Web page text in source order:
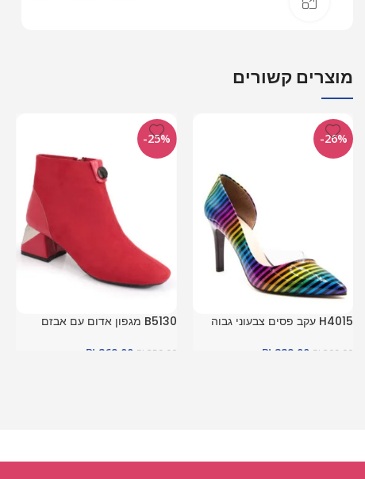
מוצרים קשורים
-26%
H4015 עקב פסים צבעוני גבוה
₪ 309.00
₪ 229.00
-25%
B5130 מגפון אדום עם אבזם
₪ 359.00
₪ 269.00